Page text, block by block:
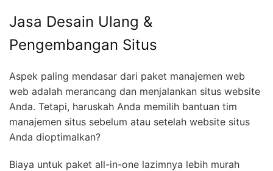
Jasa Desain Ulang &
Pengembangan Situs
Aspek paling mendasar dari paket manajemen web
web adalah merancang dan menjalankan situs website
Anda. Tetapi, haruskah Anda memilih bantuan tim
manajemen situs sebelum atau setelah website situs
Anda dioptimalkan?
Biaya untuk paket all-in-one lazimnya lebih murah